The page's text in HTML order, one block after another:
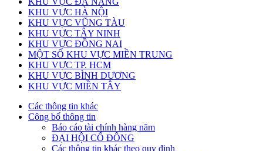
KHU VỰC HÀ NỘI
KHU VỰC VŨNG TÀU
KHU VỰC TÂY NINH
KHU VỰC ĐỒNG NAI
MỘT SỐ KHU VỰC MIỀN TRUNG
KHU VỰC TP. HCM
KHU VỰC BÌNH DƯƠNG
KHU VỰC MIỀN TÂY
Các thông tin khác
Công bố thông tin
Báo cáo tài chính hàng năm
ĐẠI HỘI CỔ ĐÔNG
Các thông tin khác theo quy định